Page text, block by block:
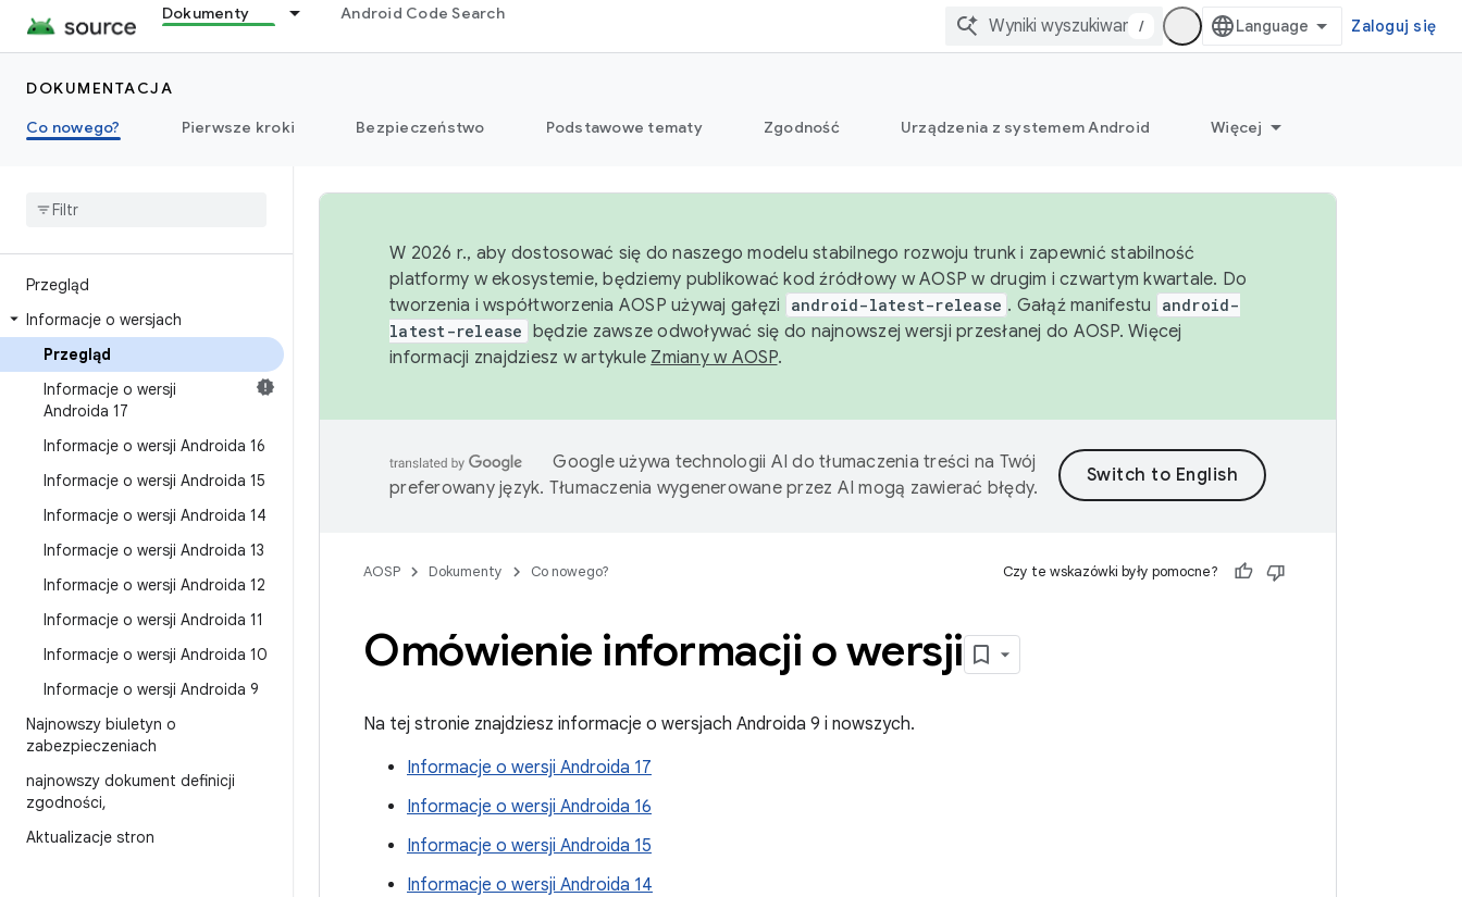
Dokumenty Android Code Search
/ Zaloguj się
DOKUMENTACJA
Co nowego?
Pierwsze kroki Bezpieczeństwo Podstawowe tematy Zgodność Urządzenia z systemem Android Więcej
Przegląd
Informacje o wersjach
Przegląd
Informacje o wersji
Androida 17
Informacje o wersji Androida 16
Informacje o wersji Androida 15
Informacje o wersji Androida 14
Informacje o wersji Androida 13
Informacje o wersji Androida 12
Informacje o wersji Androida 11
Informacje o wersji Androida 10
Informacje o wersji Androida 9
Najnowszy biuletyn o
zabezpieczeniach
najnowszy dokument definicji
zgodności,
Aktualizacje stron
W 2026 r., aby dostosować się do naszego modelu stabilnego rozwoju trunk i zapewnić stabilność
platformy w ekosystemie, będziemy publikować kod źródłowy w AOSP w drugim i czwartym kwartale. Do
tworzenia i współtworzenia AOSP używaj gałęzi
android-latest-release . Gałąź manifestu
android-
latest-release będzie zawsze odwoływać się do najnowszej wersji przesłanej do AOSP. Więcej
informacji znajdziesz w artykule Zmiany w AOSP.
Google używa technologii AI do tłumaczenia treści na Twój
preferowany język. Tłumaczenia wygenerowane przez AI mogą zawierać błędy.
AOSP Dokumenty Co nowego? Czy te wskazówki były pomocne?
Omówienie informacji o wersji
Na tej stronie znajdziesz informacje o wersjach Androida 9 i nowszych.
Informacje o wersji Androida 17
Informacje o wersji Androida 16
Informacje o wersji Androida 15
Informacje o wersji Androida 14